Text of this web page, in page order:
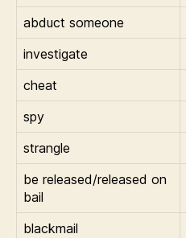
abduct someone
investigate
cheat
spy
strangle
be released/released on
bail
blackmail